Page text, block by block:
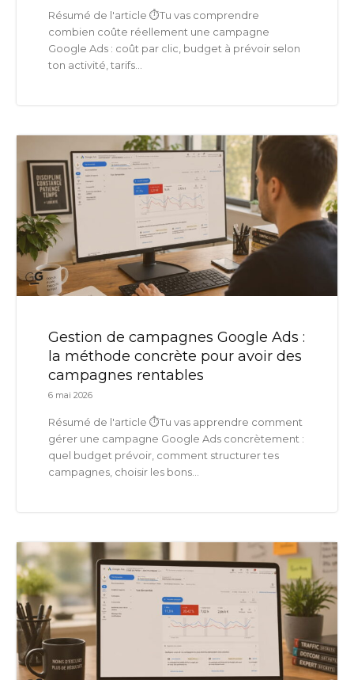
Résumé de l'article ⏱️Tu vas comprendre
combien coûte réellement une campagne
Google Ads : coût par clic, budget à prévoir selon
ton activité, tarifs...
Gestion de campagnes Google Ads :
la méthode concrète pour avoir des
campagnes rentables
6 mai 2026
Résumé de l'article ⏱️Tu vas apprendre comment
gérer une campagne Google Ads concrètement :
quel budget prévoir, comment structurer tes
campagnes, choisir les bons...